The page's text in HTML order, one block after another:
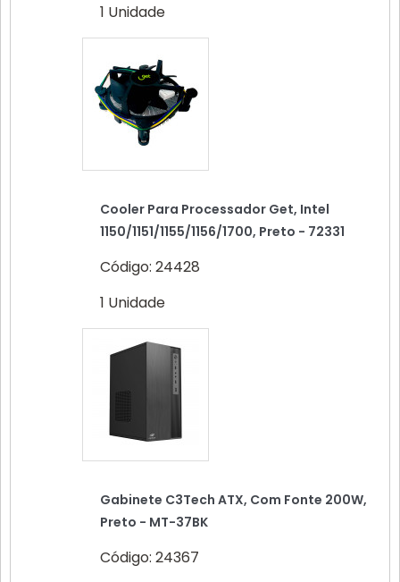
1 Unidade
Cooler Para Processador Get, Intel
1150/1151/1155/1156/1700, Preto - 72331
Código: 24428
1 Unidade
Gabinete C3Tech ATX, Com Fonte 200W,
Preto - MT-37BK
Código: 24367